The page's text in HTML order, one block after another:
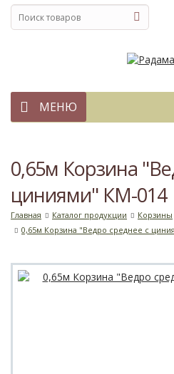
МЕНЮ
0,65м Корзина
циниями" КМ-014
Главная Каталог продукции
Корзины
0,65м Корзина "Ведро среднее с